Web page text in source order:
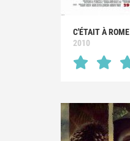
C'ÉTAIT À ROME
2010